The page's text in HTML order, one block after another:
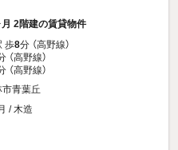
2階建の賃貸物件
歩8分 （高野線）
（高野線）
（高野線）
青葉丘
/ 木造